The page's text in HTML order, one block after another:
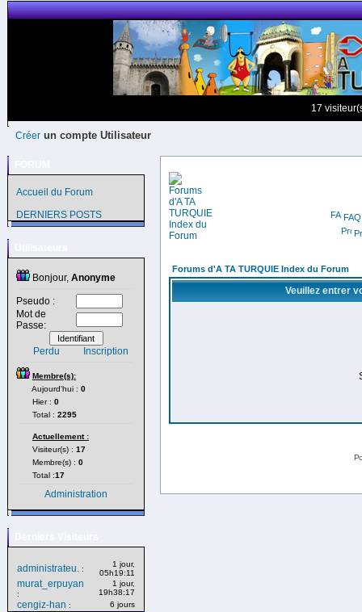
17
Créer un compte Utilisateur
Accueil du Forum
DERNIERS POSTS
Bonjour, Anonyme
Pseudo :
Mot de
Passe:
Perdu Inscription
Membre(s):
Aujourd'hui : 0
Hier : 0
Total : 2295
Actuellement :
Visiteur(s) : 17
Membre(s) : 0
Total :17
Administration
administrateu. :
1 jour,
05h19:11
murat_erpuyan
:
1 jour,
19h38:17
cengiz-han : 6 jours
FAQ
Forums d'A TA TURQUIE Index du Forum
Veuillez entrer